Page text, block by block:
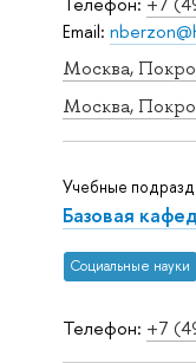
Email:
Москва,
Москва,
Телефон: +7
Учебные
Базовая
Социальные науки